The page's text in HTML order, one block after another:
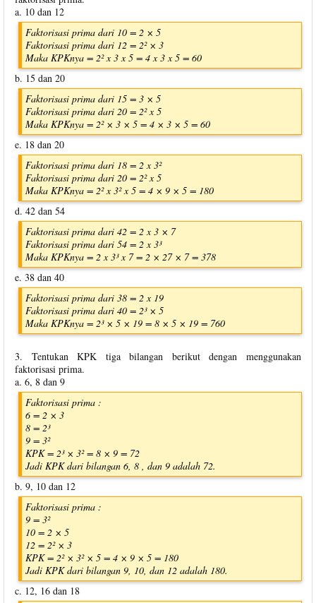
a. 10 dan 12
Faktorisasi prima dari 10 = 2 × 5
Faktorisasi prima dari 12 = 2² × 3
Maka KPKnya = 2² x 3 x 5 = 4 x 3 x 5 = 60
b. 15 dan 20
Faktorisasi prima dari 15 = 3 × 5
Faktorisasi prima dari 20 = 2² x 5
Maka KPKnya = 2² × 3 × 5 = 4 × 3 × 5 = 60
e. 18 dan 20
Faktorisasi prima dari 18 = 2 x 3²
Faktorisasi prima dari 20 = 2² x 5
Maka KPKnya = 2² x 3² x 5 = 4 × 9 × 5 = 180
d. 42 dan 54
Faktorisasi prima dari 42 = 2 x 3 × 7
Faktorisasi prima dari 54 = 2 x 3³
Maka KPKnya = 2 x 3³ x 7 = 2 × 27 × 7 = 378
e. 38 dan 40
Faktorisasi prima dari 38 = 2 x 19
Faktorisasi prima dari 40 = 2³ × 5
Maka KPKnya = 2³ × 5 × 19 = 8 × 5 × 19 = 760
3. Tentukan KPK tiga bilangan berikut dengan menggunakan
faktorisasi prima.
a. 6, 8 dan 9
Faktorisasi prima :
6 = 2 × 3
8 = 2³
9 = 3²
KPK = 2³ × 3² = 8 × 9 = 72
Jadi KPK dari bilangan 6, 8 , dan 9 adalah 72.
b. 9, 10 dan 12
Faktorisasi prima :
9 = 3²
10 = 2 × 5
12 = 2² × 3
KPK = 2² × 3² × 5 = 4 × 9 × 5 = 180
Jadi KPK dari bilangan 9, 10, dan 12 adalah 180.
c. 12, 16 dan 18